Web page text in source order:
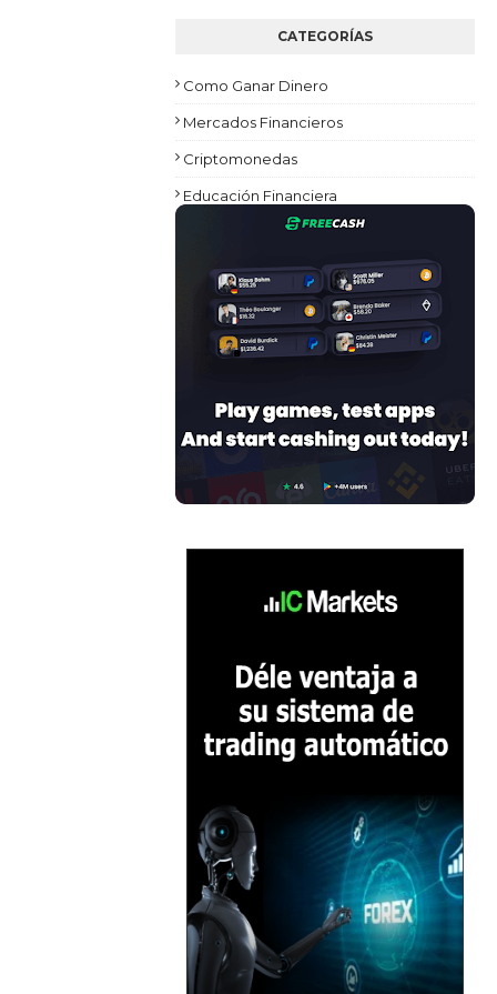
CATEGORÍAS
Como Ganar Dinero
Mercados Financieros
Criptomonedas
Educación Financiera